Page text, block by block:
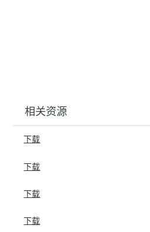
相关资源
下载
下载
下载
下载